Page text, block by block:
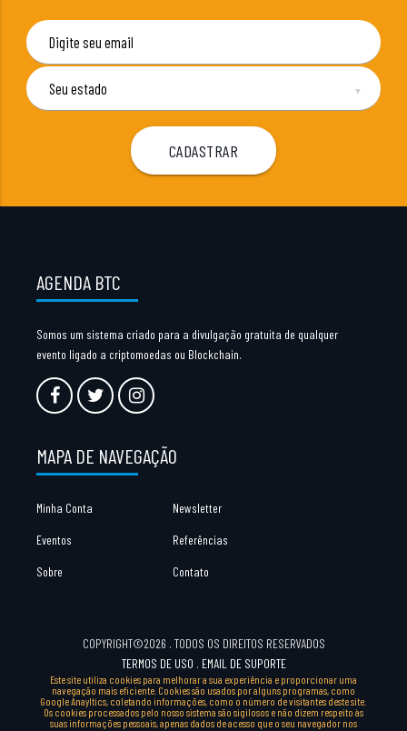
▼
AGENDA BTC
Somos um sistema criado para a divulgação gratuita de qualquer
evento ligado a criptomoedas ou Blockchain.
MAPA DE NAVEGAÇÃO
Minha Conta Newsletter
Eventos Referências
Sobre Contato
COPYRIGHT©2026 . TODOS OS DIREITOS RESERVADOS
TERMOS DE USO . EMAIL DE SUPORTE
Este site utiliza cookies para melhorar a sua experiência e proporcionar uma
navegação mais eficiente. Cookies são usados por alguns programas, como
Google Anayltics, coletando informações, como o número de visitantes deste site.
Os cookies processados pelo nosso sistema são sigilosos e não dizem respeito às
suas informações pessoais, apenas dados de acesso que o seu navegador nos